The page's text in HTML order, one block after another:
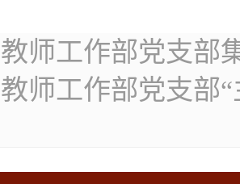
教师工作部党支部
教师工作部党支部